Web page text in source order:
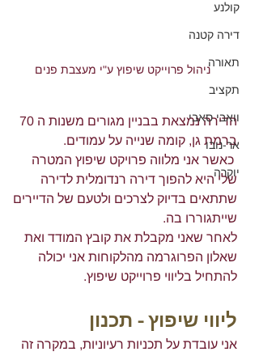
קולנע
דירה קטנה
תאורה
תקציב
וואבי סאבי
אר-נובו
יוקרה
ניהול פרוייקט שיפוץ ע"י מעצבת פנים
ברמת גן, קומה שנייה על עמודים.
כאשר אני מלווה פרויקט שיפוץ המטרה
שלי היא להפוך דירה רנדומלית לדירה
שתתאים בדיוק לצרכים ולטעם של הדיירים
שייתגוררו בה.
לאחר שאני מקבלת את קובץ המודד ואת
שאלון הפרוגרמה מהלקוחות אני יכולה
להתחיל בליווי פרוייקט שיפוץ.
ליווי שיפוץ - תכנון
אני עובדת על תכניות רעיוניות, במקרה זה